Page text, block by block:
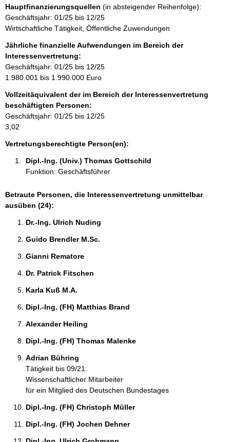
r
m
a
i
o
n
e
n
:
s
e
t
a
k
t
i
n
f
r
m
a
t
i
:
Hauptfinanzierungsquellen (in absteigender Reihenfolge):
Geschäftsjahr: 01/25 bis 12/25
Wirtschaftliche Tätigkeit, Öffentliche Zuwendungen
Jährliche finanzielle Aufwendungen im Bereich der
Interessenvertretung:
Geschäftsjahr: 01/25 bis 12/25
1.980.001 bis 1.990.000 Euro
Vollzeitäquivalent der im Bereich der Interessenvertretung
beschäftigten Personen:
Geschäftsjahr: 01/25 bis 12/25
3,02
Vertretungsberechtigte Person(en):
Dipl.-Ing. (Univ.) Thomas Gottschild
Funktion: Geschäftsführer
Betraute Personen, die Interessenvertretung unmittelbar
ausüben (24):
Dr.-Ing. Ulrich Nuding
Guido Brendler M.Sc.
Gianni Rematore
Dr. Patrick Fitschen
Karla Kuß M.A.
Dipl.-Ing. (FH) Matthias Brand
Alexander Heiling
Dipl.-Ing. (FH) Thomas Malenke
Adrian Bühring
Tätigkeit bis 09/21:
Wissenschaftlicher Mitarbeiter
für ein Mitglied des Deutschen Bundestages
Dipl.-Ing. (FH) Christoph Müller
Dipl.-Ing. (FH) Jochen Dehner